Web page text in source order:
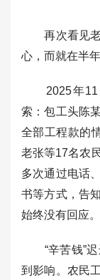
再次看见老
心，而就在半
2025年11
索：包工头陈
全部工程款的
老张等17名农
多次通过电话
书等方式，告
始终没有回应。
“辛苦钱”迟
到影响。农民